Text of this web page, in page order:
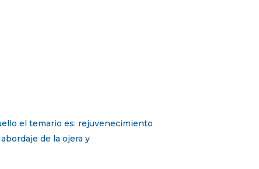
el temario es: rejuvenecimiento
de la ojera y